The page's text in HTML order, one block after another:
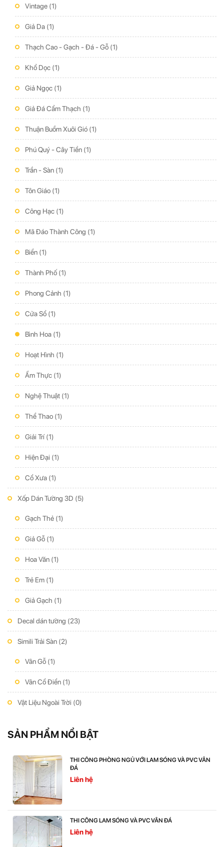
Vintage (1)
Giả Da (1)
Thạch Cao - Gạch - Đá - Gỗ (1)
Khổ Dọc (1)
Giả Ngọc (1)
Giả Đá Cẩm Thạch (1)
Thuận Buồm Xuôi Gió (1)
Phú Quý - Cây Tiền (1)
Trần - Sàn (1)
Tôn Giáo (1)
Công Hạc (1)
Mã Đáo Thành Công (1)
Biển (1)
Thành Phố (1)
Phong Cảnh (1)
Cửa Sổ (1)
Bình Hoa (1)
Hoạt Hình (1)
Ẩm Thực (1)
Nghệ Thuật (1)
Thể Thao (1)
Giải Trí(1)
Hiện Đại (1)
Cổ Xưa (1)
Xốp Dán Tường 3D (5)
Gạch Thẻ (1)
Giả Gỗ (1)
Hoa Văn (1)
Trẻ Em (1)
Giả Gạch (1)
Decal dán tường (23)
Simili Trải Sàn (2)
Vân Gỗ (1)
Vân Cổ Điển (1)
Vật Liệu Ngoài Trời (0)
SẢN PHẨM NỔI BẬT
THI CÔNG PHÒNG NGỦ VỚI LAM SÓNG VÀ PVC VÂN
ĐÁ
Liên hệ
THI CÔNG LAM SÓNG VÀ PVC VÂN ĐÁ
Liên hệ